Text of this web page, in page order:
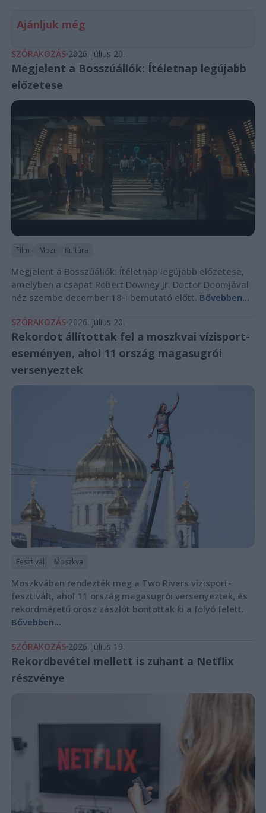
Ajánljuk még
SZÓRAKOZÁS 2026. július 20.
Megjelent a Bosszúállók: Ítéletnap legújabb
előzetese
Film Mozi Kultúra
Megjelent a Bosszúállók: Ítéletnap legújabb előzetese,
amelyben a csapat Robert Downey Jr. Doctor Doomjával
néz szembe december 18-i bemutató előtt. Bővebben...
SZÓRAKOZÁS 2026. július 20.
Rekordot állítottak fel a moszkvai vízisport-
eseményen, ahol 11 ország magasugrói
versenyeztek
Fesztivál Moszkva
Moszkvában rendezték meg a Two Rivers vízisport-
fesztivált, ahol 11 ország magasugrói versenyeztek, és
rekordméretű orosz zászlót bontottak ki a folyó felett.
Bővebben...
SZÓRAKOZÁS 2026. július 19.
Rekordbevétel mellett is zuhant a Netflix
részvénye